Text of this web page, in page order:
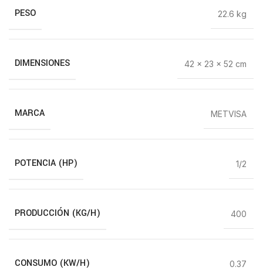
PESO 22.6 kg
DIMENSIONES 42 × 23 × 52 cm
MARCA METVISA
POTENCIA (HP) 1/2
PRODUCCIÓN (KG/H) 400
CONSUMO (KW/H) 0.37